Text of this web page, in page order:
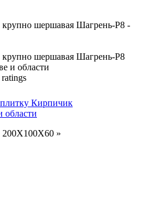
шершавая Шагрень-Р8 -
шершавая Шагрень-Р8
и области
ratings
200Х100Х60 »